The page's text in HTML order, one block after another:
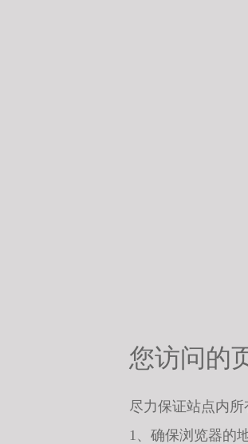
您访问的
尽力保证站点内
1、确保浏览器的